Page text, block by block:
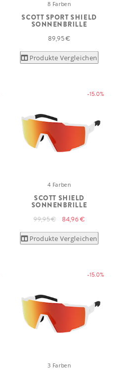
8 Farben
SCOTT SPORT SHIELD
SONNENBRILLE
89,95 €
Produkte Vergleichen
-15.0%
4 Farben
SCOTT SHIELD
SONNENBRILLE
99,95 € 84,96 €
Produkte Vergleichen
-15.0%
3 Farben